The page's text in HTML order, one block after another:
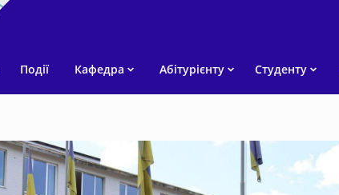
Події Кафедра Абітурієнту Студенту